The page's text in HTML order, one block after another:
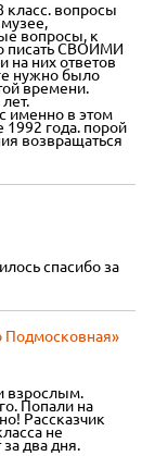
класс. вопросы
вопросы, к
писать СВОИМИ
на них ответов
нужно было
времени.
именно в этом
1992 года. порой
возвращаться
спасибо за
Подмосковная»
взрослым.
Попали на
Рассказчик
не
два дня.